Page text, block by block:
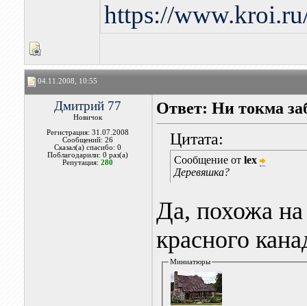
https://
04.11.2008, 10:55
Дмитрий 77
Новичок
Регистрация: 31.07.2008
Сообщений: 26
Сказал(а) спасибо: 0
Поблагодарили: 0 раз(а)
Репутация:280
Ответ: Ни токма
Цитата:
Сообщение от lex
Деревяшка?
Да, похожа
красного
Миниатюры